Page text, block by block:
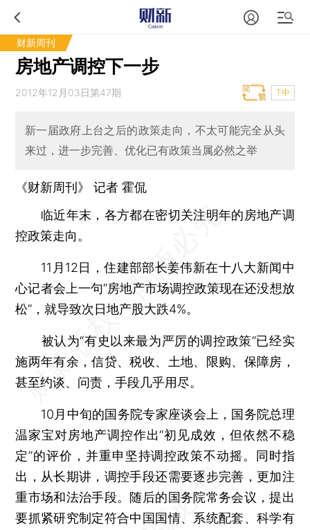
财新周刊
房地产调控下一步
2012年12月03日第47期 T中
新一届政府上台之后的政策走向，不太可能完全从头
来过，进一步完善、优化已有政策当属必然之举
《财新周刊》 记者霍侃
临近年末，各方都在密切关注明年的房地产调
控政策走向。
11月12日，住建部部长姜伟新在十八大新闻中
心记者会上一句“房地产市场调控政策现在还没想放
松”，就导致次日地产股大跌4%。
被认为“有史以来最为严厉的调控政策”已经实
施两年有余，信贷、税收、土地、限购、保障房，
甚至约谈、问责，手段几乎用尽。
10月中旬的国务院专家座谈会上，国务院总理
温家宝对房地产调控作出“初见成效，但依然不稳
定”的评价，并重申坚持调控政策不动摇。同时指
出，从长期讲，调控手段还需要逐步完善，更加注
重市场和法治手段。随后的国务院常务会议，提出
要抓紧研究制定符合中国国情、系统配套、科学有